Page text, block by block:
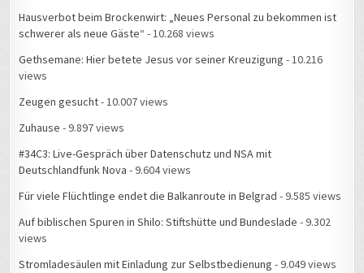
Hausverbot beim Brockenwirt: „Neues Personal zu bekommen ist
schwerer als neue Gäste“ - 10.268 views
Gethsemane: Hier betete Jesus vor seiner Kreuzigung - 10.216
views
Zeugen gesucht- 10.007 views
Zuhause - 9.897 views
#34C3: Live-Gespräch über Datenschutz und NSA mit
Deutschlandfunk Nova - 9.604 views
Für viele Flüchtlinge endet die Balkanroute in Belgrad - 9.585 views
Auf biblischen Spuren in Shilo: Stiftshütte und Bundeslade - 9.302
views
Stromladesäulen mit Einladung zur Selbstbedienung - 9.049 views